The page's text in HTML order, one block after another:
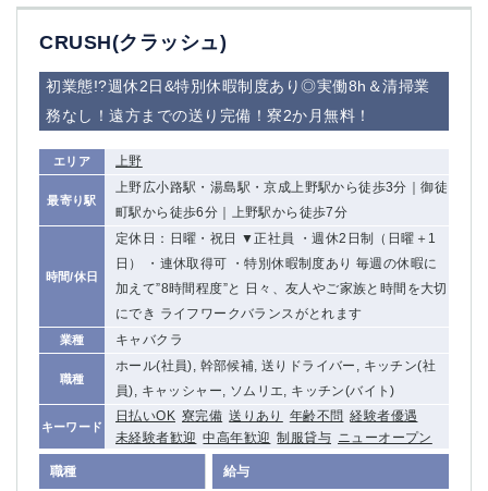
CRUSH(クラッシュ)
初業態!?週休2日&特別休暇制度あり◎実働8h＆清掃業
務なし！遠方までの送り完備！寮2か月無料！
エリア 上野
最寄り駅
上野広小路駅・湯島駅・京成上野駅から徒歩3分｜御徒
町駅から徒歩6分｜上野駅から徒歩7分
時間/休日
定休日：日曜・祝日 ▼正社員 ・週休2日制（日曜＋1
日） ・連休取得可 ・特別休暇制度あり 毎週の休暇に
加えて”8時間程度”と 日々、友人やご家族と時間を大切
にでき ライフワークバランスがとれます
業種 キャバクラ
職種
ホール(社員), 幹部候補, 送りドライバー, キッチン(社
員), キャッシャー, ソムリエ, キッチン(バイト)
キーワード
日払いOK 寮完備 送りあり 年齢不問 経験者優遇
未経験者歓迎 中高年歓迎 制服貸与 ニューオープン
職種 給与